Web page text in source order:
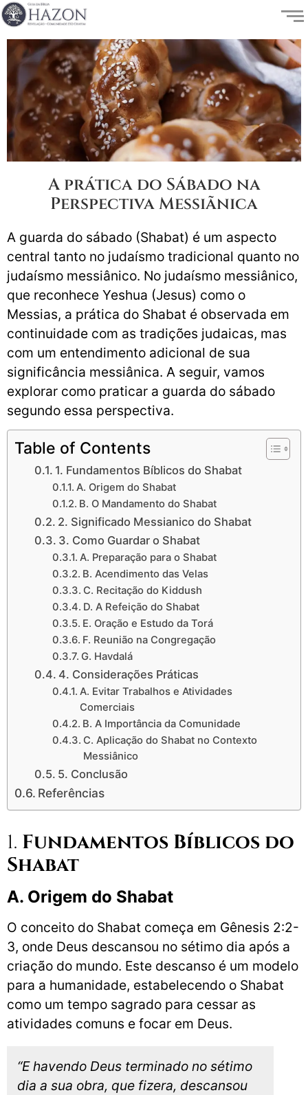
A prática do Sábado na
Perspectiva Messiãnica
A guarda do sábado (Shabat) é um aspecto
central tanto no judaísmo tradicional quanto no
judaísmo messiânico. No judaísmo messiânico,
que reconhece Yeshua (Jesus) como o
Messias, a prática do Shabat é observada em
continuidade com as tradições judaicas, mas
com um entendimento adicional de sua
significância messiânica. A seguir, vamos
explorar como praticar a guarda do sábado
segundo essa perspectiva.
Table of Contents
1. Fundamentos Bíblicos do Shabat
A. Origem do Shabat
B. O Mandamento do Shabat
2. Significado Messianico do Shabat
3. Como Guardar o Shabat
A. Preparação para o Shabat
B. Acendimento das Velas
C. Recitação do Kiddush
D. A Refeição do Shabat
E. Oração e Estudo da Torá
F. Reunião na Congregação
G. Havdalá
4. Considerações Práticas
A. Evitar Trabalhos e Atividades
Comerciais
B. A Importância da Comunidade
C. Aplicação do Shabat no Contexto
Messiânico
5. Conclusão
Referências
1. Fundamentos Bíblicos do
Shabat
A. Origem do Shabat
O conceito do Shabat começa em Gênesis 2:2-
3, onde Deus descansou no sétimo dia após a
criação do mundo. Este descanso é um modelo
para a humanidade, estabelecendo o Shabat
como um tempo sagrado para cessar as
atividades comuns e focar em Deus.
“E havendo Deus terminado no sétimo
dia a sua obra, que fizera, descansou